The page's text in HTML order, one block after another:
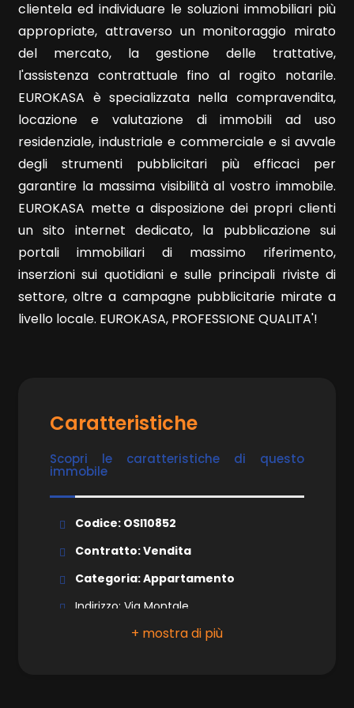
clientela ed individuare le soluzioni immobiliari più
appropriate, attraverso un monitoraggio mirato
del mercato, la gestione delle trattative,
l'assistenza contrattuale fino al rogito notarile.
EUROKASA è specializzata nella compravendita,
locazione e valutazione di immobili ad uso
residenziale, industriale e commerciale e si avvale
degli strumenti pubblicitari più efficaci per
garantire la massima visibilità al vostro immobile.
EUROKASA mette a disposizione dei propri clienti
un sito internet dedicato, la pubblicazione sui
portali immobiliari di massimo riferimento,
inserzioni sui quotidiani e sulle principali riviste di
settore, oltre a campagne pubblicitarie mirate a
livello locale. EUROKASA, PROFESSIONE QUALITA'!
Caratteristiche
Scopri le caratteristiche di questo
immobile
Codice: OSI10852
Contratto: Vendita
Categoria: Appartamento
Indirizzo: Via Montale
CAP: 24046
Ascensore
Arredato
Nuova costruzione
Lusso